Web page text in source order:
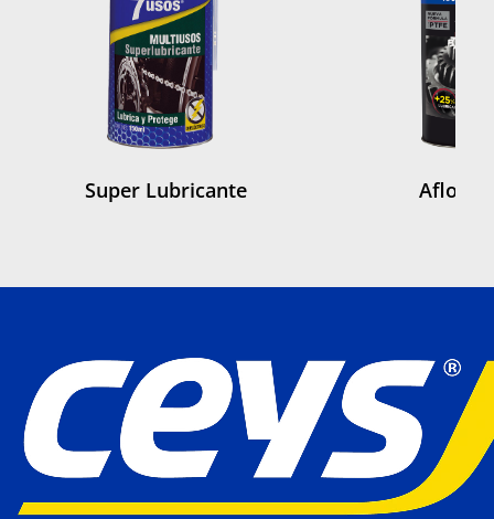
Super Lubricante